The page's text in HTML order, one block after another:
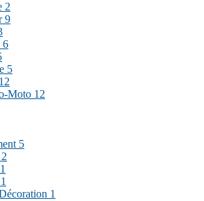
2
9
6
5
12
Moto 12
5
2
1
1
1